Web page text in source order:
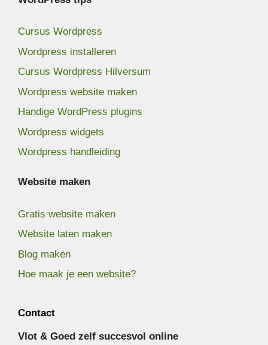
Cursus Wordpress
Wordpress installeren
Cursus Wordpress Hilversum
Wordpress website maken
Handige WordPress plugins
Wordpress widgets
Wordpress handleiding
Website maken
Gratis website maken
Website laten maken
Blog maken
Hoe maak je een website?
Contact
Vlot & Goed zelf succesvol online